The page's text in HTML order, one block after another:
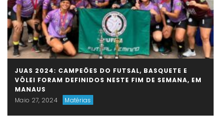
JUAS 2024: CAMPEÕES DO FUTSAL, BASQUETE E
VÔLEI FORAM DEFINIDOS NESTE FIM DE SEMANA, EM
MANAUS
Maio 27, 2024
Matérias